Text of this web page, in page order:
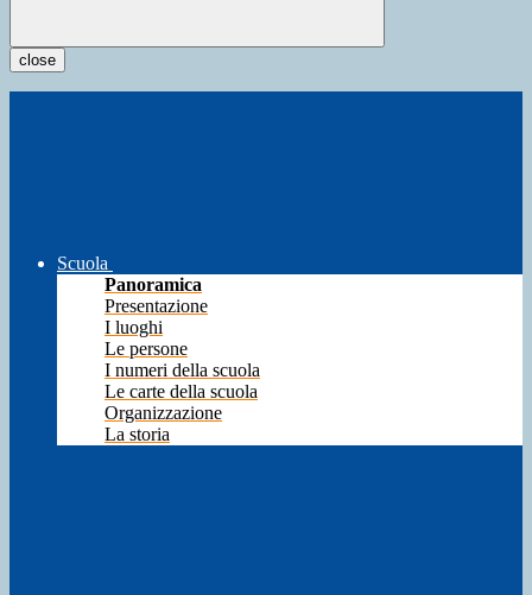
close
Scuola
Panoramica
Presentazione
I luoghi
Le persone
I numeri della scuola
Le carte della scuola
Organizzazione
La storia